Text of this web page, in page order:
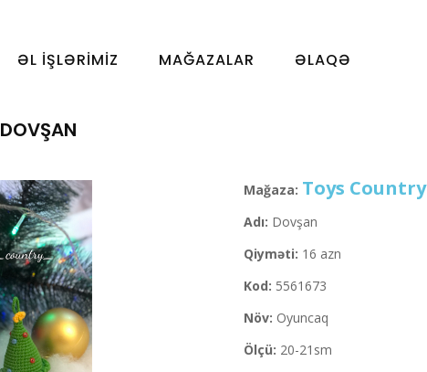
ƏL İŞLƏRIMIZ MAĞAZALAR ƏLAQƏ
DOVŞAN
Mağaza: Toys Country
Adı: Dovşan
Qiyməti: 16 azn
Kod: 5561673
Növ: Oyuncaq
Ölçü: 20-21sm